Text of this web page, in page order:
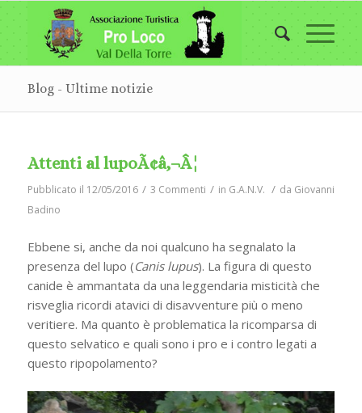
Blog - Ultime notizie
Attenti al lupoÃ¢â‚¬Â¦
Pubblicato il 12/05/2016 / 3 Commenti / in G.A.N.V. / da Giovanni
Badino
Ebbene si, anche da noi qualcuno ha segnalato la
presenza del lupo (Canis lupus). La figura di questo
canide è ammantata da una leggendaria misticità che
risveglia ricordi atavici di disavventure più o meno
veritiere. Ma quanto è problematica la ricomparsa di
questo selvatico e quali sono i pro e i contro legati a
questo ripopolamento?